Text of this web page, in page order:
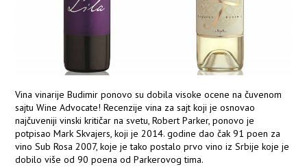
Vina vinarije Budimir ponovo su dobila visoke ocene na čuvenom
sajtu Wine Advocate! Recenzije vina za sajt koji je osnovao
najčuveniji vinski kritičar na svetu, Robert Parker, ponovo je
potpisao Mark Skvajers, koji je 2014. godine dao čak 91 poen za
vino Sub Rosa 2007, koje je tako postalo prvo vino iz Srbije koje je
dobilo više od 90 poena od Parkerovog tima.